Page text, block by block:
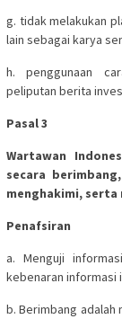
g. tidak melakukan
lain sebagai karya
h. penggunaan
peliputan berita
Pasal 3
Wartawan
secara
menghakimi, serta
Penafsiran
a. Menguji
kebenaran informasi
b. Berimbang